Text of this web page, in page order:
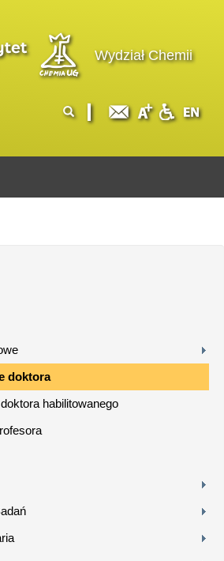
Wydział Chemii
doktora
habilitowanego